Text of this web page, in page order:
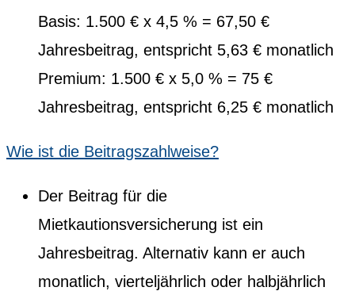
Basis: 1.500 € x 4,5 % = 67,50 €
Jahresbeitrag, entspricht 5,63 € monatlich
Premium: 1.500 € x 5,0 % = 75 €
Jahresbeitrag, entspricht 6,25 € monatlich
Wie ist die Beitragszahlweise?
Der Beitrag für die
Mietkautionsversicherung ist ein
Jahresbeitrag. Alternativ kann er auch
monatlich, vierteljährlich oder halbjährlich